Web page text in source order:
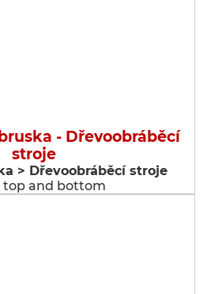
- Dřevoobráběcí
stroje
> Dřevoobráběcí stroje
top and bottom